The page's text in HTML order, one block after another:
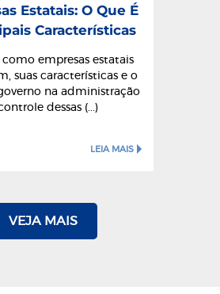
Estatais: O Que É
Características
empresas estatais
suas características e o
na administração
dessas (...)
LEIA MAIS
VEJA MAIS